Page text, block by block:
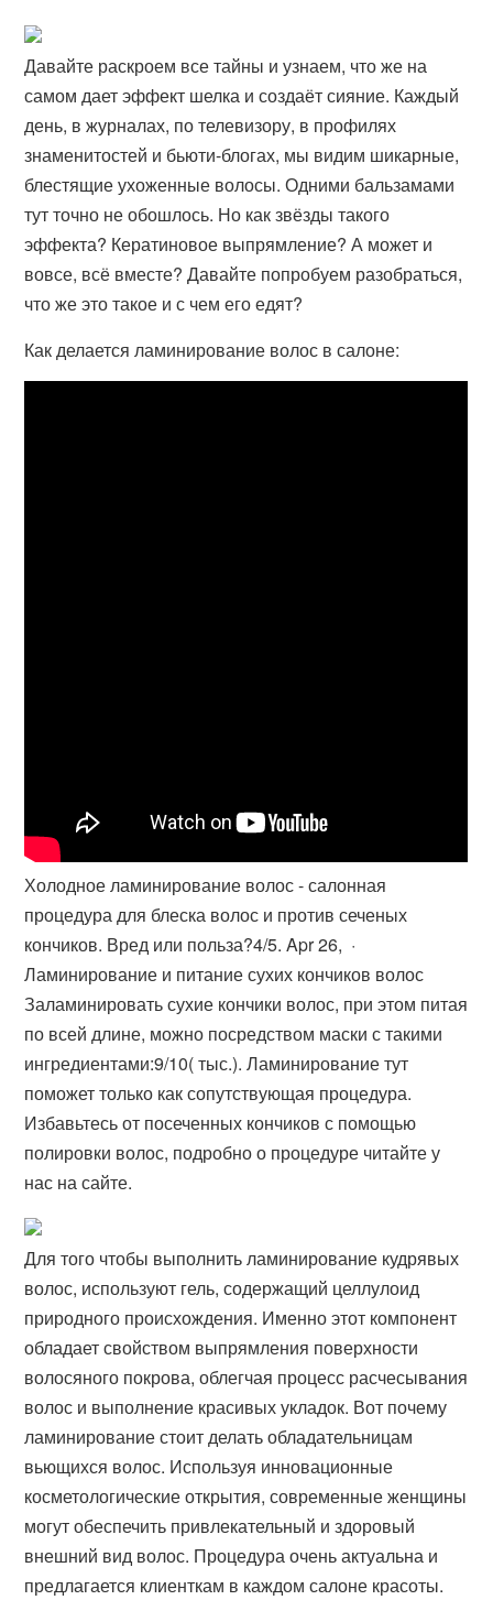
Давайте раскроем все тайны и узнаем, что же на
самом дает эффект шелка и создаёт сияние. Каждый
день, в журналах, по телевизору, в профилях
знаменитостей и бьюти-блогах, мы видим шикарные,
блестящие ухоженные волосы. Одними бальзамами
тут точно не обошлось. Но как звёзды такого
эффекта? Кератиновое выпрямление? А может и
вовсе, всё вместе? Давайте попробуем разобраться,
что же это такое и с чем его едят?
Как делается ламинирование волос в салоне:
Холодное ламинирование волос - салонная
процедура для блеска волос и против сеченых
кончиков. Вред или польза?4/5. Apr 26, ·
Ламинирование и питание сухих кончиков волос
Заламинировать сухие кончики волос, при этом питая
по всей длине, можно посредством маски с такими
ингредиентами:9/10( тыс.). Ламинирование тут
поможет только как сопутствующая процедура.
Избавьтесь от посеченных кончиков с помощью
полировки волос, подробно о процедуре читайте у
нас на сайте.
Для того чтобы выполнить ламинирование кудрявых
волос, используют гель, содержащий целлулоид
природного происхождения. Именно этот компонент
обладает свойством выпрямления поверхности
волосяного покрова, облегчая процесс расчесывания
волос и выполнение красивых укладок. Вот почему
ламинирование стоит делать обладательницам
вьющихся волос. Используя инновационные
косметологические открытия, современные женщины
могут обеспечить привлекательный и здоровый
внешний вид волос. Процедура очень актуальна и
предлагается клиенткам в каждом салоне красоты.